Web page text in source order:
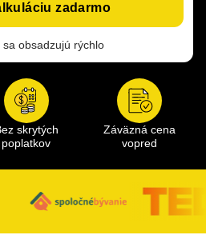
zadarmo
sa obsadzujú rýchlo
skrytých
poplatkov
Záväzná cena
vopred